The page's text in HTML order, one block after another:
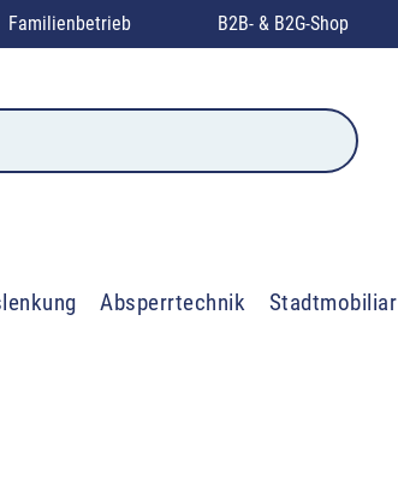
Familienbetrieb B2B- & B2G-Shop
Absperrtechnik Stadtmobiliar